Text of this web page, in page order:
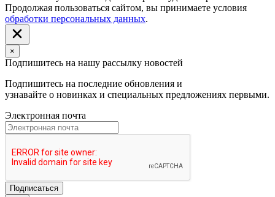
Продолжая пользоваться сайтом, вы принимаете условия
обработки персональных данных.
×
Подпишитесь на нашу рассылку новостей
Подпишитесь на последние обновления и
узнавайте о новинках и специальных предложениях первыми.
Электронная почта
Подписаться